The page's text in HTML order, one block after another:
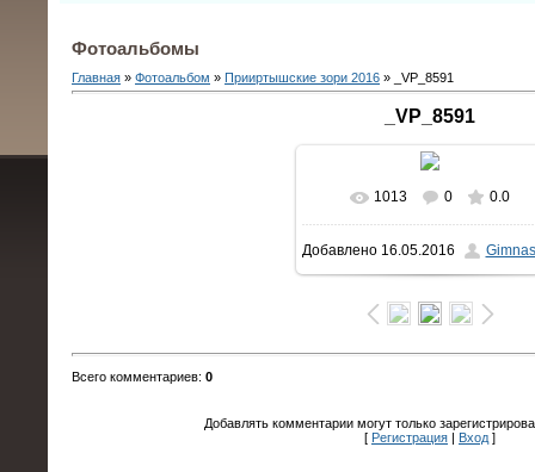
Фотоальбомы
Главная » Фотоальбом » Прииртышские зори 2016 » _VP_8591
_VP_8591
В реальном размере
1500x1000/ 747.2Kb
1013 0 0.0
Добавлено16.05.2016
Всего комментариев: 0
Добавлять комментарии могут только
[ Регистрация Вход]